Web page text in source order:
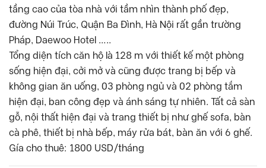
tầng cao của tòa nhà với tầm nhìn thành phố đẹp,
đường Núi Trúc, Quận Ba Đình, Hà Nội rất gần trường
Pháp, Daewoo Hotel …..
Tổng diện tích căn hộ là 128 m với thiết kế một phòng
sống hiện đại, cởi mở và cũng được trang bị bếp và
không gian ăn uống, 03 phòng ngủ và 02 phòng tắm
hiện đại, ban công đẹp và ánh sáng tự nhiên. Tất cả sàn
gỗ, nội thất hiện đại và trang thiết bị như ghế sofa, bàn
cà phê, thiết bị nhà bếp, máy rửa bát, bàn ăn với 6 ghế.
Gía cho thuê: 1800 USD/tháng